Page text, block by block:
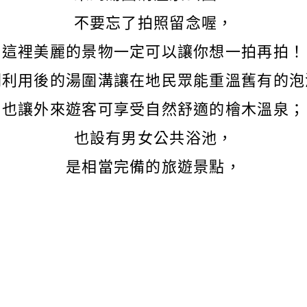
不要忘了拍照留念喔，
這裡美麗的景物一定可以讓你想一拍再拍！
用後的湯圍溝讓在地民眾能重溫舊有的
也讓外來遊客可享受自然舒適的檜木溫泉；
也設有男女公共浴池，
是相當完備的旅遊景點，